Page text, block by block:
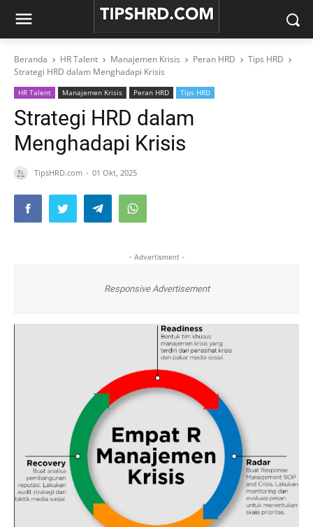
Beranda HR Talent Manajemen Krisis Peran HRD
Tips HRD
Strategi HRD dalam Menghadapi Krisis
HR Talent Manajemen Krisis Peran HRD Tips HRD
Strategi HRD dalam
Menghadapi Krisis
TipsHRD.com 01 Okt, 2025
- Advertisment -
Responsive Advertisement